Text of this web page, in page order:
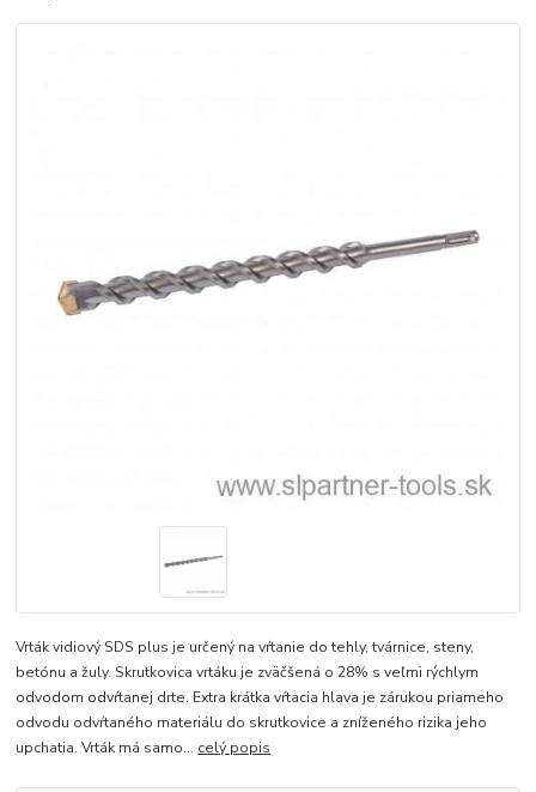
Vrták vidiový SDS plus je určený na vŕtanie do tehly, tvárnice, steny,
betónu a žuly. Skrutkovica vrtáku je zväčšená o 28% s veľmi rýchlym
odvodom odvŕtanej drte. Extra krátka vŕtacia hlava je zárukou priameho
odvodu odvŕtaného materiálu do skrutkovice a zníženého rizika jeho
upchatia. Vrták má samo... celý popis